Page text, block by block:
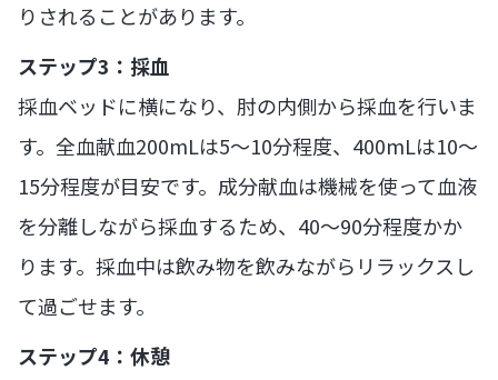
りされることがあります。
ステップ3：採血
採血ベッドに横になり、肘の内側から採血を行いま
す。全血献血200mLは5〜10分程度、400mLは10〜
15分程度が目安です。成分献血は機械を使って血液
を分離しながら採血するため、40〜90分程度かか
ります。採血中は飲み物を飲みながらリラックスし
て過ごせます。
ステップ4：休憩